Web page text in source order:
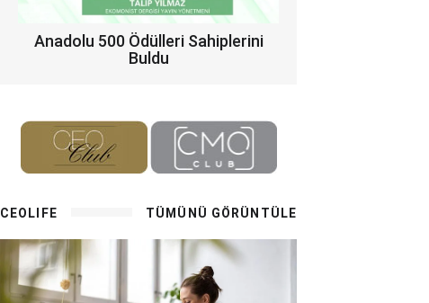
Anadolu 500 Ödülleri Sahiplerini
Buldu
CEOLIFE TÜMÜNÜ GÖRÜNTÜLE